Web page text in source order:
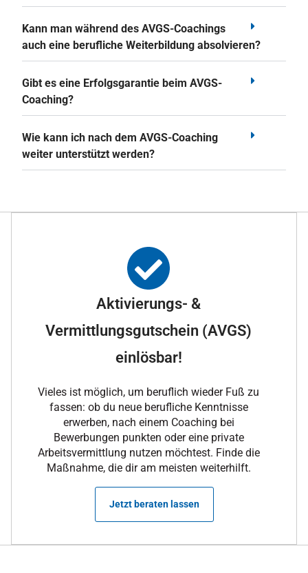
Kann man während des AVGS-Coachings
auch eine berufliche Weiterbildung absolvieren?
Gibt es eine Erfolgsgarantie beim AVGS-
Coaching?
Wie kann ich nach dem AVGS-Coaching
weiter unterstützt werden?
Aktivierungs- &
Vermittlungsgutschein (AVGS)
einlösbar!
Vieles ist möglich, um beruflich wieder Fuß zu
fassen: ob du neue berufliche Kenntnisse
erwerben, nach einem Coaching bei
Bewerbungen punkten oder eine private
Arbeitsvermittlung nutzen möchtest. Finde die
Maßnahme, die dir am meisten weiterhilft.
Jetzt beraten lassen